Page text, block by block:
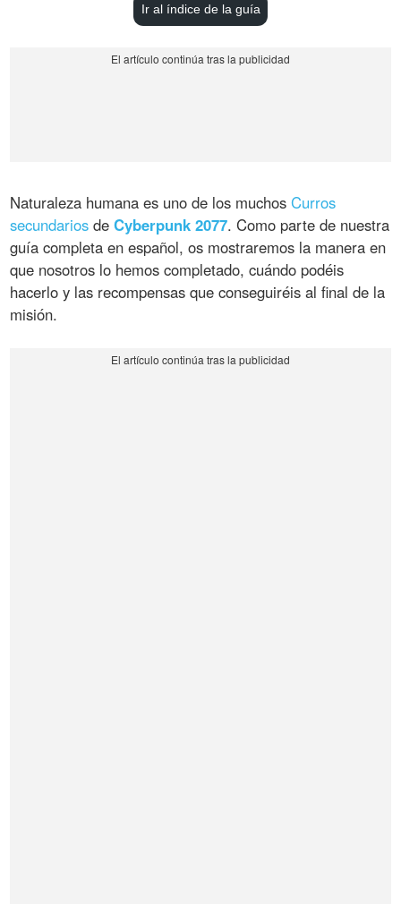
Ir al índice de la guía
Naturaleza humana es uno de los muchosCurros
secundarios deCyberpunk 2077. Como parte de nuestra
guía completa en español, os mostraremos la manera en
que nosotros lo hemos completado, cuándo podéis
hacerlo y las recompensas que conseguiréis al final de la
misión.